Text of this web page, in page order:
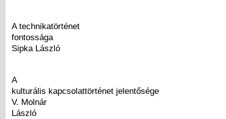
A technikatörténet
fontossága
Sipka László
A
kulturális kapcsolattörténet jelentősége
V. Molnár
László